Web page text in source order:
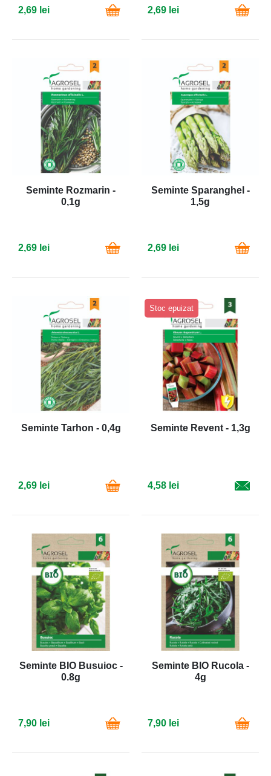
2,69 lei 2,69 lei
Seminte Rozmarin -
0,1g
2,69 lei
Seminte Sparanghel -
1,5g
2,69 lei
Seminte Tarhon - 0,4g
2,69 lei
Stoc epuizat
Seminte Revent - 1,3g
4,58 lei
Seminte BIO Busuioc -
0.8g
7,90 lei
Seminte BIO Rucola -
4g
7,90 lei